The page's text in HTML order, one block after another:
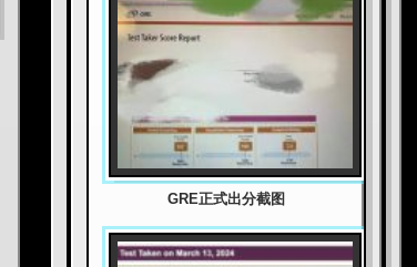
GRE正式出分截图